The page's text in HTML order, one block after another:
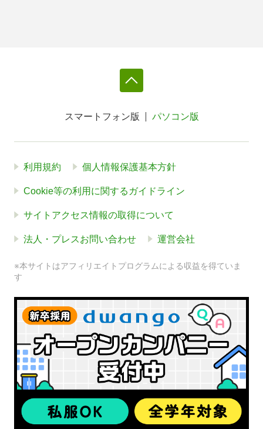
スマートフォン版 パソコン版
利用規約 個人情報保護基本方針
Cookie等の利用に関するガイドライン
サイトアクセス情報の取得について
法人・プレスお問い合わせ 運営会社
※本サイトはアフィリエイトプログラムによる収益を得ていま
す